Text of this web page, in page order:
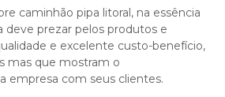
caminhão pipa litoral, na essência
deve prezar pelos produtos e
e excelente custo-benefício,
mas que mostram o
empresa com seus clientes.